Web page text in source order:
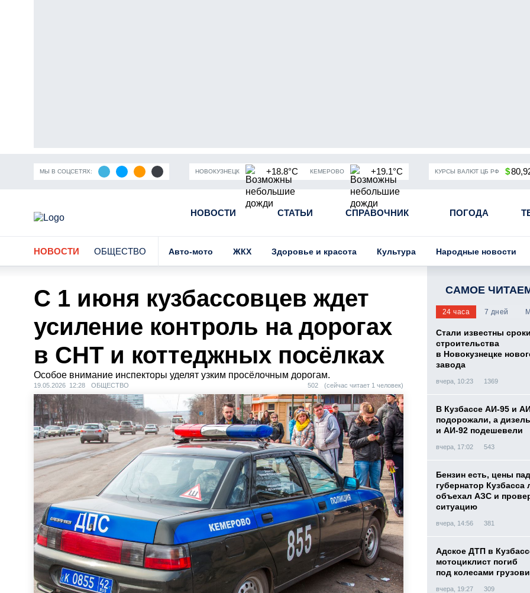
МЫ В СОЦСЕТЯХ: НОВОКУЗНЕЦК +18.8°C КЕМЕРОВО +19.1°C КУРСЫ ВАЛЮТ ЦБ РФ $
НОВОСТИ СТАТЬИ СПРАВОЧНИК ПОГОДА
Кузбасса Пандемия коронавирусной инфекции Частичная мобилизация в России Угольная промышленность
НОВОСТИ ОБЩЕСТВО Авто-мото ЖКХ Здоровье и красота Культура Народные новости
С 1 июня кузбассовцев ждет
усиление контроль на дорогах
в СНТ и коттеджных посёлках
Особое внимание инспекторы уделят узким просёлочным дорогам.
19.05.2026 12:28 ОБЩЕСТВО 502 (сейчас читает 1 человек)
САМОЕ
24 часа 7 дней
Стали известны сроки
строительства
в Новокузнецке
завода
вчера, 10:23 1369
В Кузбассе АИ-95 и
подорожали, а дизель
и АИ-92 подешевели
вчера, 17:02 543
Бензин есть, цены
губернатор Кузбасса
объехал АЗС и
ситуацию
вчера, 14:56 381
Адское ДТП в
мотоциклист погиб
под колесами
вчера, 19:27 309